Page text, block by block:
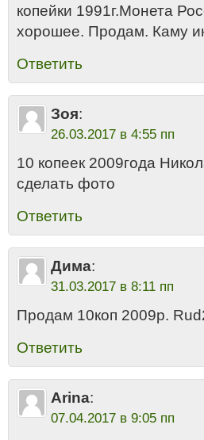
копейки 1991г.Монета
хорошее. Продам. Каму
Ответить
Зоя:
26.03.2017 в 4:55 пп
10 копеек 2009года
сделать фото
Ответить
Дима:
31.03.2017 в 8:11 пп
Продам 10коп 2009р.
Ответить
Arina:
07.04.2017 в 9:05 пп